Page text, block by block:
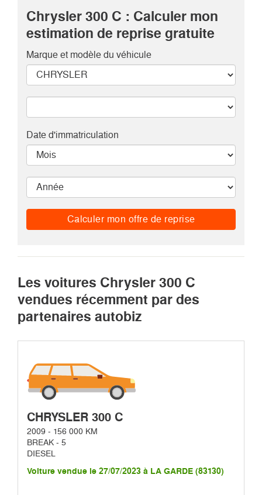
Chrysler 300 C : Calculer mon
estimation de reprise gratuite
Marque et modèle du véhicule
Date d'immatriculation
Calculer mon offre de reprise
Les voitures Chrysler 300 C
vendues récemment par des
partenaires autobiz
CHRYSLER 300 C
2009 - 156 000 KM
BREAK - 5
DIESEL
Voiture vendue le 27/07/2023 à LA GARDE (83130)